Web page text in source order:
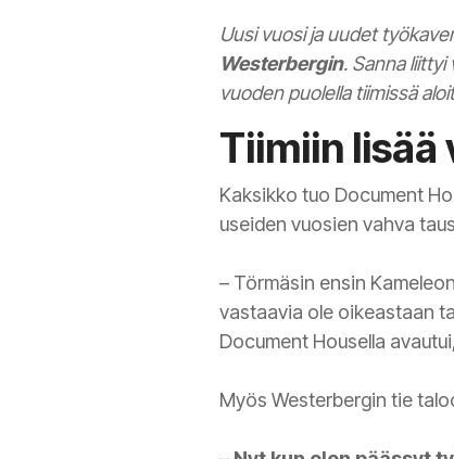
Uusi vuosi ja uudet
Westerbergin. Sanna
vuoden puolella tiimissä
Tiimiin
Kaksikko tuo Document
useiden vuosien vahva
– Törmäsin ensin
vastaavia ole oikeastaan
Document Housella
Myös Westerbergin tie